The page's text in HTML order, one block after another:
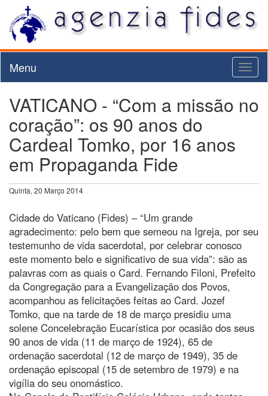
Menu
VATICANO - “Com a missão no
coração”: os 90 anos do
Cardeal Tomko, por 16 anos
em Propaganda Fide
Quinta, 20 Março 2014
Cidade do Vaticano (Fides) – “Um grande
agradecimento: pelo bem que semeou na Igreja, por seu
testemunho de vida sacerdotal, por celebrar conosco
este momento belo e significativo de sua vida”: são as
palavras com as quais o Card. Fernando Filoni, Prefeito
da Congregação para a Evangelização dos Povos,
acompanhou as felicitações feitas ao Card. Jozef
Tomko, que na tarde de 18 de março presidiu uma
solene Concelebração Eucarística por ocasião dos seus
90 anos de vida (11 de março de 1924), 65 de
ordenação sacerdotal (12 de março de 1949), 35 de
ordenação episcopal (15 de setembro de 1979) e na
vigília do seu onomástico.